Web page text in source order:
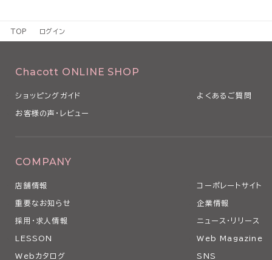
TOP ログイン
Chacott ONLINE SHOP
ショッピングガイド よくあるご質問
お客様の声・レビュー
COMPANY
店舗情報 コーポレートサイト
重要なお知らせ 企業情報
採用・求人情報 ニュース・リリース
LESSON Web Magazine
Webカタログ SNS